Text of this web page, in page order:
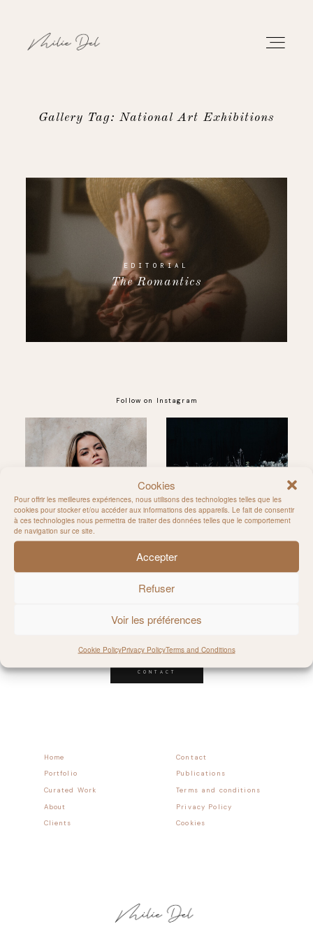
Cookies
Pour offrir les meilleures expériences, nous utilisons des technologies telles que les
cookies pour stocker et/ou accéder aux informations des appareils. Le fait de consentir
à ces technologies nous permettra de traiter des données telles que le comportement
de navigation sur ce site.
Accepter
Refuser
Voir les préférences
Cookie PolicyPrivacy PolicyTerms and Conditions
WORK
Gallery Tag: National Art Exhibitions
EDITORIAL
The Romantics
Follow on Instagram
Contact
Home
Publications
Portfolio
Terms and conditions
Curated Work
CONTACT
Privacy Policy
About
Cookies
Clients